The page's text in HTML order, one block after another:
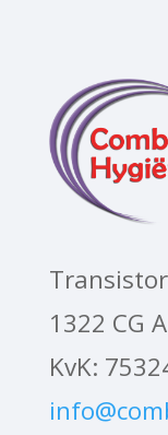
1322 CG
KvK: